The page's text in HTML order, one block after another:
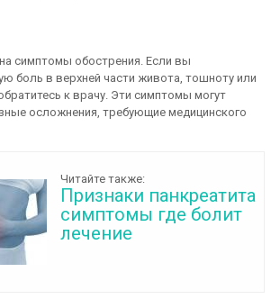
симптомы обострения. Если вы
боль в верхней части живота, тошноту или
к врачу. Эти симптомы могут
осложнения, требующие медицинского
Читайте также:
Признаки панкреатита
симптомы где болит
лечение